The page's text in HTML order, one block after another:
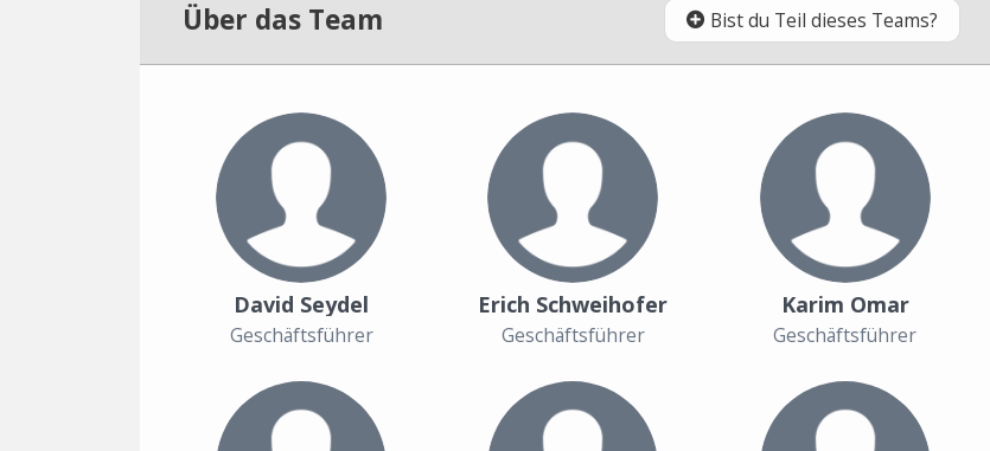
Über das Team Bist du Teil dieses Teams?
David Seydel
Geschäftsführer
Erich Schweihofer
Geschäftsführer
Karim Omar
Geschäftsführer